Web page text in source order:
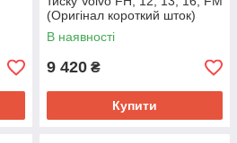
(Оригінал короткий шток)
В наявності
9 420 ₴
Купити